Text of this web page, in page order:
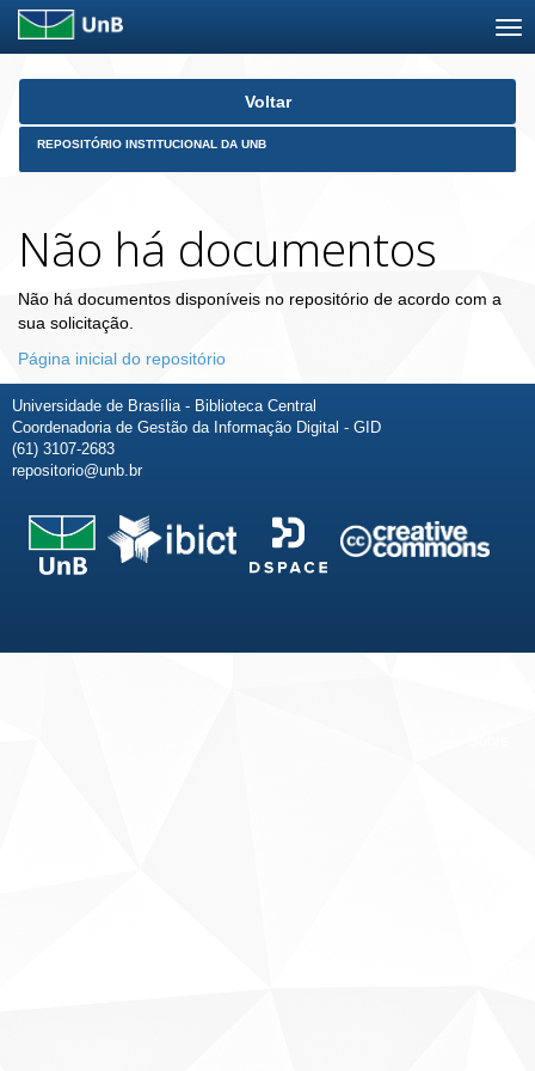
Skip
Voltar
REPOSITÓRIO INSTITUCIONAL DA UNB
Não há documentos
Não há documentos disponíveis no repositório de acordo com a
sua solicitação.
Página inicial do repositório
Universidade de Brasília - Biblioteca Central
Coordenadoria de Gestão da Informação Digital - GID
(61) 3107-2683
repositorio@unb.br